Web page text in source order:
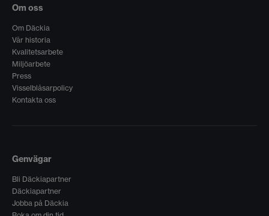
Om oss
Om Däckia
Vår historia
Kvalitetsarbete
Miljöarbete
Press
Visselblåsarpolicy
Kontakta oss
Genvägar
Bli Däckiapartner
Däckiapartner
Jobba på Däckia